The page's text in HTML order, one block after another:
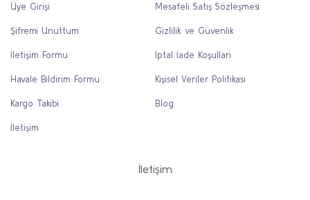
Üye Girişi
Şifremi Unuttum
İletişim Formu
Havale Bildirim Formu
Kargo Takibi
İletişim
Mesafeli Satış Sözleşmesi
Gizlilik ve Güvenlik
İptal İade Koşullari
Kişisel Veriler Politikası
Blog
İletişim